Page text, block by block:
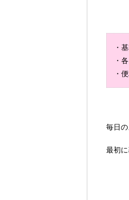
・
・
・
毎日
最初